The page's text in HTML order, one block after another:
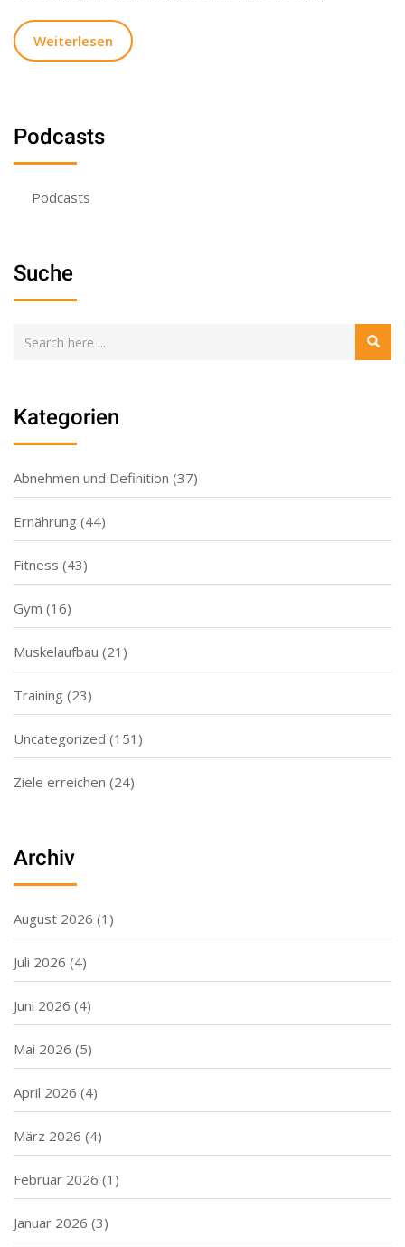
Weiterlesen
Podcasts
Podcasts
Suche
Kategorien
Abnehmen und Definition (37)
Ernährung (44)
Fitness (43)
Gym (16)
Muskelaufbau (21)
Training (23)
Uncategorized (151)
Ziele erreichen (24)
Archiv
August 2026 (1)
Juli 2026 (4)
Juni 2026 (4)
Mai 2026 (5)
April 2026 (4)
März 2026 (4)
Februar 2026 (1)
Januar 2026 (3)